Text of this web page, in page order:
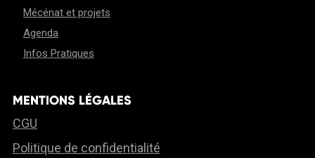
Mécénat et projets
Agenda
Infos Pratiques
MENTIONS LÉGALES
CGU
Politique de confidentialité